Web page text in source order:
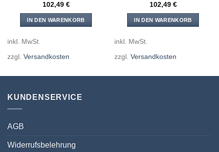
102,49 €
IN DEN WARENKORB
inkl. MwSt.
zzgl. Versandkosten
102,49 €
IN DEN WARENKORB
inkl. MwSt.
zzgl. Versandkosten
KUNDENSERVICE
AGB
Widerrufsbelehrung